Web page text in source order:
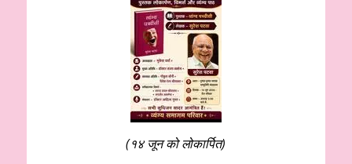
(१४ जून को लोकार्पित)